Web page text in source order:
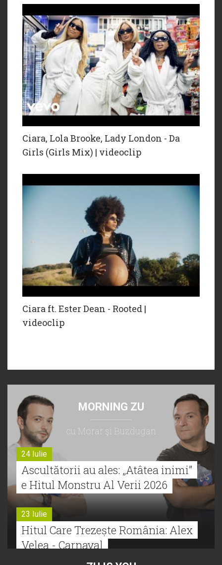
Ciara, Lola Brooke, Lady London - Da
Girls (Girls Mix) | videoclip
Ciara ft. Ester Dean - Rooted |
videoclip
MORNING ZU
cu Morar şi Buzdugan
24 Iulie
Ascultătorii au ales: „Atâtea inimi”
e Hitul Monstru Al Verii 2026
23 Iulie
Hitul Care Trezește România: Alex
Velea - Carnaval